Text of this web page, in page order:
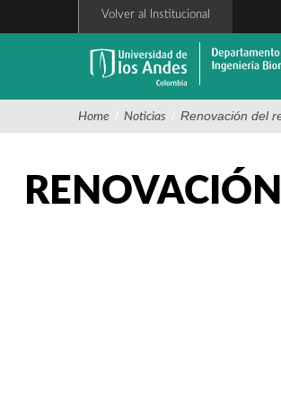
Volver al Institucional
Home / Noticias / Renovación del